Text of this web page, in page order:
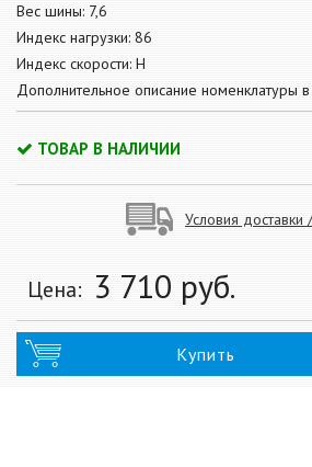
Вес шины: 7,6
Индекс нагрузки: 86
Индекс скорости: H
Дополнительное описание номенклатуры
ТОВАР В НАЛИЧИИ
Условия доставки
Цена: 3 710 руб.
Купить